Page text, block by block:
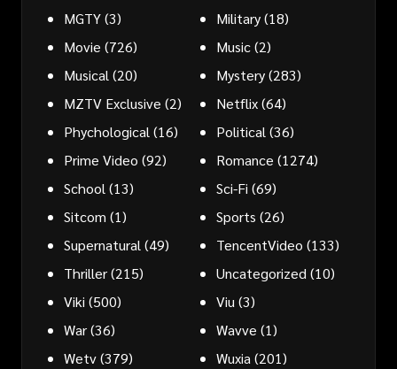
MGTY(3) Military(18)
Movie (726) Music(2)
Musical (20) Mystery(283)
MZTV Exclusive (2) Netflix(64)
Phychological (16) Political (36)
Prime Video (92) Romance (1274)
School (13) Sci-Fi (69)
Sitcom (1) Sports (26)
Supernatural (49) TencentVideo (133)
Thriller(215) Uncategorized (10)
Viki (500) Viu (3)
War(36) Wavve (1)
Wetv(379) Wuxia (201)